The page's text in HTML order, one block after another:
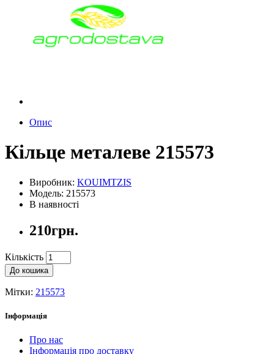
Опис
Кільце металеве 215573
Виробник: KOUIMTZIS
Модель: 215573
В наявності
210грн.
Кількість
До кошика
Мітки: 215573
Інформація
Про нас
Інформація про доставку